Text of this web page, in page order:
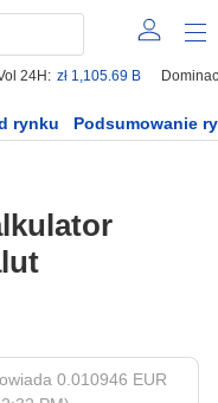
24H: zł 1,105.69 B
rynku Podsumowanie
0.010946 EUR